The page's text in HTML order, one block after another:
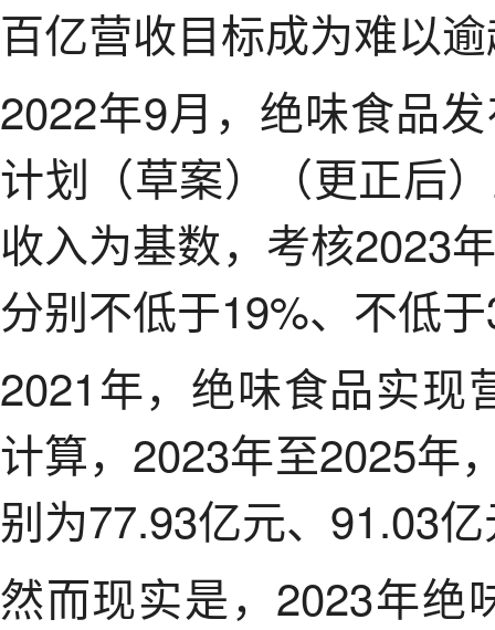
百亿营收目标成为难以
2022年9月，绝味食品
计划（草案）（更正后
收入为基数，考核2023
分别不低于19%、不低
2021年，绝味食品实现
计算，2023年至2025年
别为77.93亿元、91.03
然而现实是，2023年绝